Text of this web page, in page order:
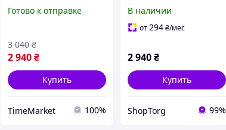
115 см бордовая для
Готово к отправке
2 940₴
3 040 ₴
Купить
TimeMarket 100%
см, бордовая для
туризма и походов
В наличии
от294₴/мес
2 940₴
Купить
ShopTorg 99%